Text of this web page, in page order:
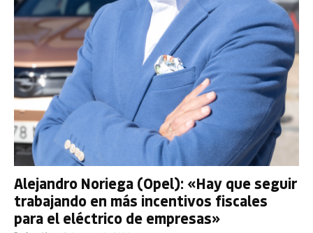
Alejandro Noriega (Opel): «Hay que seguir
trabajando en más incentivos fiscales
para el eléctrico de empresas»